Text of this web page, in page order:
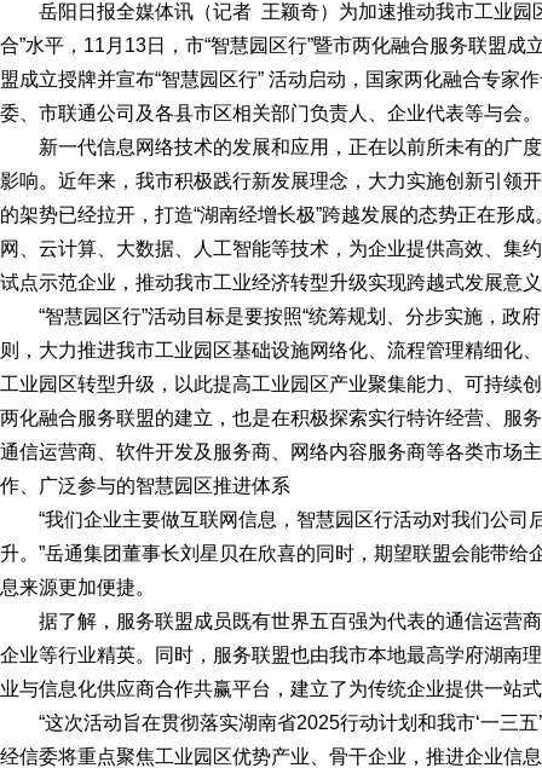
岳阳日报全媒体讯（记者 王颖奇）为加速推动我市工业园
合”水平，11月13日，市“智慧园区行”暨市两化融合服务联盟
盟成立授牌并宣布“智慧园区行” 活动启动，国家两化融合专家
委、市联通公司及各县市区相关部门负责人、企业代表等与会。
新一代信息网络技术的发展和应用，正在以前所未有的广
影响。近年来，我市积极践行新发展理念，大力实施创新引领
的架势已经拉开，打造“湖南经增长极”跨越发展的态势正在形
网、云计算、大数据、人工智能等技术，为企业提供高效、集
试点示范企业，推动我市工业经济转型升级实现跨越式发展意
“智慧园区行”活动目标是要按照“统筹规划、分步实施，政
则，大力推进我市工业园区基础设施网络化、流程管理精细化
工业园区转型升级，以此提高工业园区产业聚集能力、可持续
两化融合服务联盟的建立，也是在积极探索实行特许经营、服
通信运营商、软件开发及服务商、网络内容服务商等各类市场
作、广泛参与的智慧园区推进体系
“我们企业主要做互联网信息，智慧园区行活动对我们公
升。”岳通集团董事长刘星贝在欣喜的同时，期望联盟会能带
息来源更加便捷。
据了解，服务联盟成员既有世界五百强为代表的通信运
企业等行业精英。同时，服务联盟也由我市本地最高学府湖南
业与信息化供应商合作共赢平台，建立了为传统企业提供一站
“这次活动旨在贯彻落实湖南省2025行动计划和我市‘一三
经信委将重点聚焦工业园区优势产业、骨干企业，推进企业信